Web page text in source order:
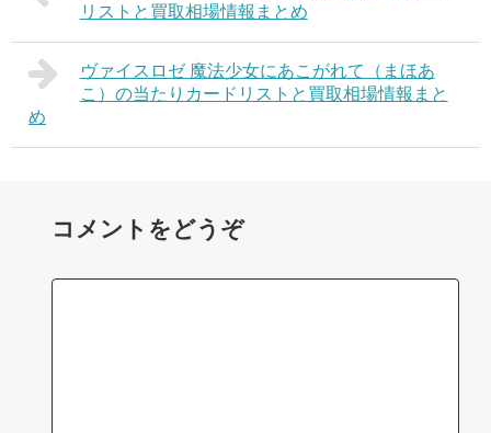
リストと買取相場情報まとめ
ヴァイスロゼ 魔法少女にあこがれて（まほあ
こ）の当たりカードリストと買取相場情報まと
め
コメントをどうぞ